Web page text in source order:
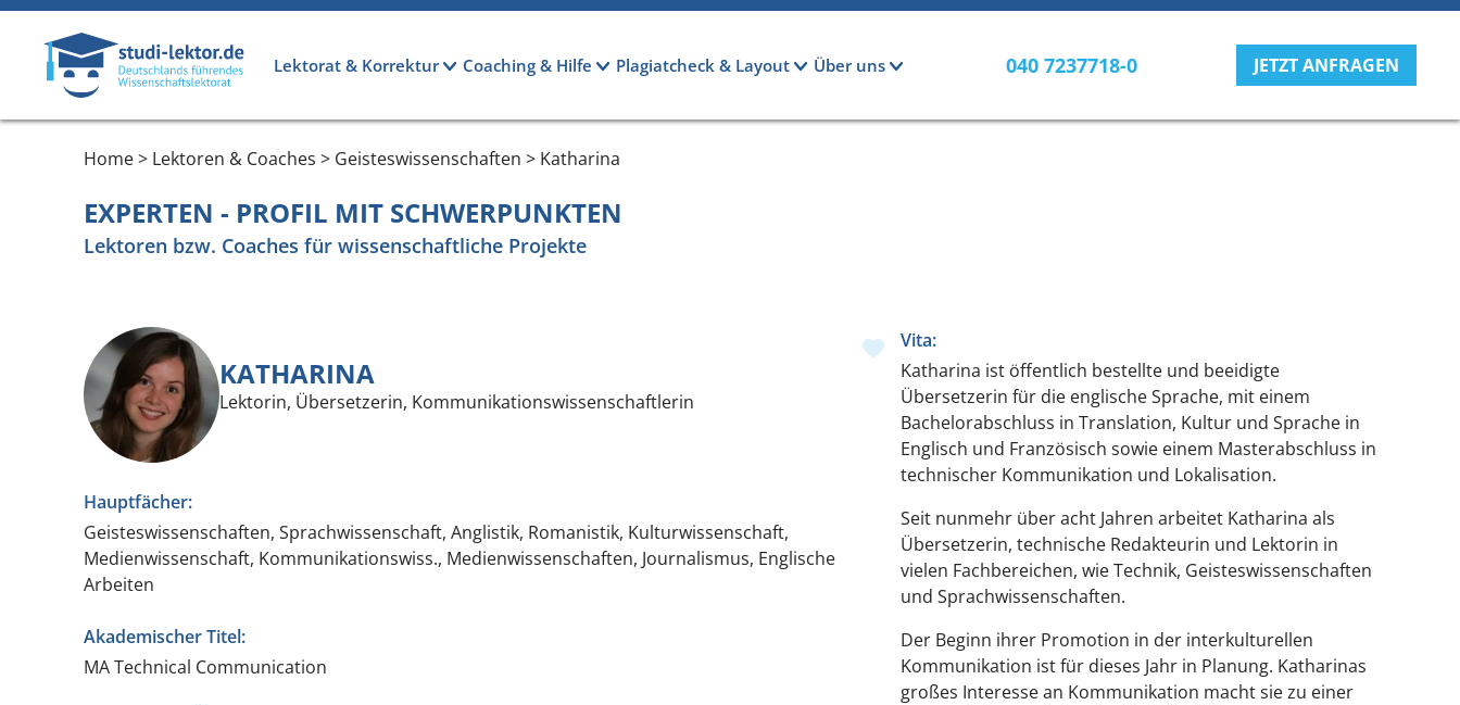
Direkt zum Inhalt
Lektorat & Korrektur Coaching & Hilfe Plagiatcheck & Layout Über uns 040 7237718-0 JETZT ANFRAGEN
Home > Lektoren & Coaches > Geisteswissenschaften > Katharina
EXPERTEN - PROFIL MIT SCHWERPUNKTEN
Lektoren bzw. Coaches für wissenschaftliche Projekte
KATHARINA
Lektorin, Übersetzerin, Kommunikationswissenschaftlerin
Hauptfächer:
Geisteswissenschaften, Sprachwissenschaft, Anglistik, Romanistik, Kulturwissenschaft,
Medienwissenschaft, Kommunikationswiss., Medienwissenschaften, Journalismus, Englische
Arbeiten
Akademischer Titel:
MA Technical Communication
Vita:
Katharina ist öffentlich bestellte und beeidigte
Übersetzerin für die englische Sprache, mit einem
Bachelorabschluss in Translation, Kultur und Sprache in
Englisch und Französisch sowie einem Masterabschluss in
technischer Kommunikation und Lokalisation.
Seit nunmehr über acht Jahren arbeitet Katharina als
Übersetzerin, technische Redakteurin und Lektorin in
vielen Fachbereichen, wie Technik, Geisteswissenschaften
und Sprachwissenschaften.
Der Beginn ihrer Promotion in der interkulturellen
Kommunikation ist für dieses Jahr in Planung. Katharinas
großes Interesse an Kommunikation macht sie zu einer